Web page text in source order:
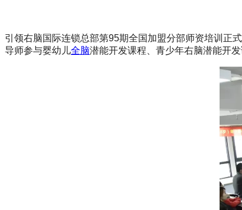
引领右脑国际连锁总部第95期全国加盟分部师资培训正
导师参与婴幼儿全脑潜能开发课程、青少年右脑潜能开